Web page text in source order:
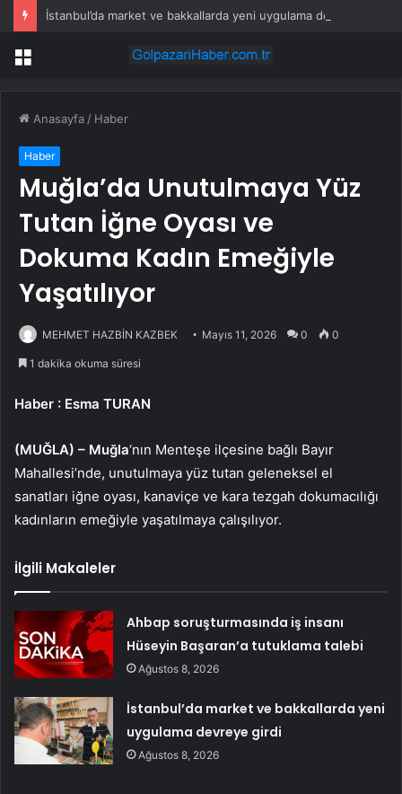
Menü
Anasayfa / Haber
Haber
Muğla’da Unutulmaya Yüz
Tutan İğne Oyası ve
Dokuma Kadın Emeğiyle
Yaşatılıyor
MEHMET HAZBİN KAZBEK Mayıs 11, 2026 0 0
1 dakika okuma süresi
Haber : Esma TURAN
(MUĞLA) – Muğla‘nın Menteşe ilçesine bağlı Bayır
Mahallesi’nde, unutulmaya yüz tutan geleneksel el
sanatları iğne oyası, kanaviçe ve kara tezgah dokumacılığı
kadınların emeğiyle yaşatılmaya çalışılıyor.
İlgili Makaleler
Ahbap soruşturmasında iş insanı
Hüseyin Başaran’a tutuklama talebi
Ağustos 8, 2026
İstanbul’da market ve bakkallarda yeni
uygulama devreye girdi
Ağustos 8, 2026